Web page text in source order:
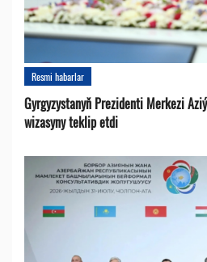
Resmi habarlar
Gyrgyzystanyň Prezidenti Merkezi
wizasyny teklip etdi